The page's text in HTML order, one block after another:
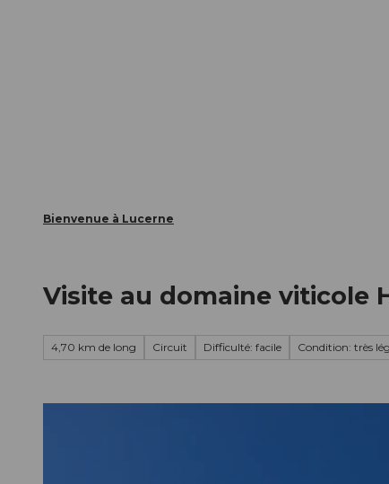
Bienvenue à Lucerne
Visite au domaine viticole
4,70 km de long Circuit Difficulté: facile Condition: très